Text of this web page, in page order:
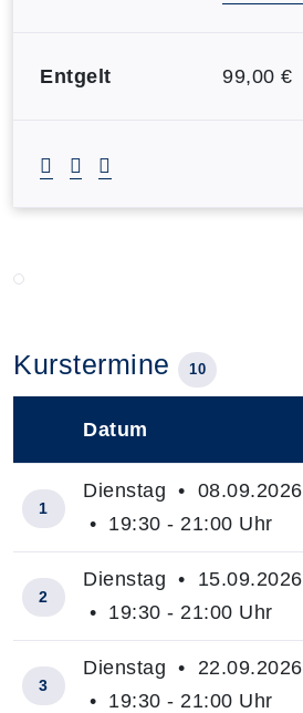
Entgelt 99,00 €
Kurstermine 10
Datum
1
Dienstag • 08.09.2026
• 19:30 - 21:00 Uhr
2
Dienstag • 15.09.2026
• 19:30 - 21:00 Uhr
3
Dienstag • 22.09.2026
• 19:30 - 21:00 Uhr